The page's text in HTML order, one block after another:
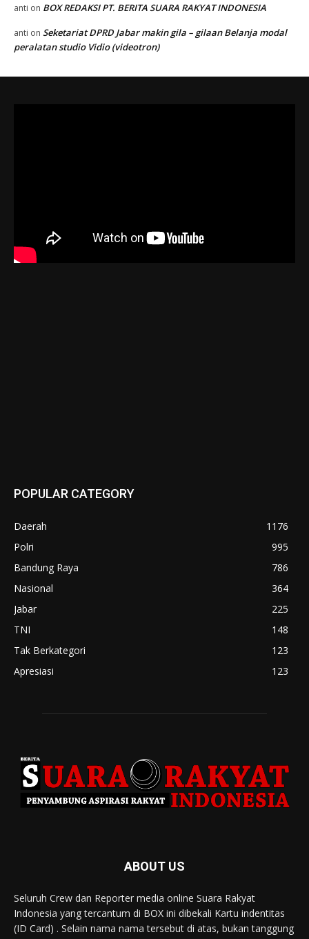
anti on BOX REDAKSI PT. BERITA SUARA RAKYAT INDONESIA
anti on Seketariat DPRD Jabar makin gila – gilaan Belanja modal
peralatan studio Vidio (videotron)
POPULAR CATEGORY
Daerah
1176
Polri
995
Bandung Raya
786
Nasional
364
Jabar
225
TNI
148
Tak Berkategori
123
Apresiasi
123
ABOUT US
Seluruh Crew dan Reporter media online Suara Rakyat
Indonesia yang tercantum di BOX ini dibekali Kartu indentitas
(ID Card) . Selain nama nama tersebut di atas, bukan tanggung